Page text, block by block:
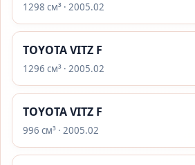
1298 см³ · 2005.02
TOYOTA VITZ F
1296 см³ · 2005.02
TOYOTA VITZ F
996 см³ · 2005.02